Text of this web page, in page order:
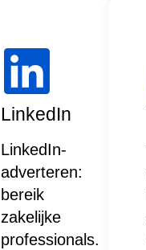
LinkedIn
LinkedIn-
adverteren:
bereik
zakelijke
professionals.